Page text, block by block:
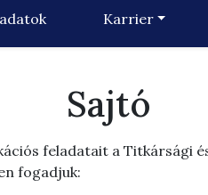
Karrier
Sajtó
feladatait a Titkársági
fogadjuk: